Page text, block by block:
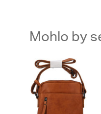
Mohlo by